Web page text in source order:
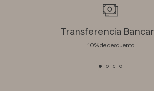
Transferencia
10% de descuento